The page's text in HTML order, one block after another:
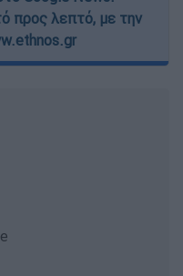
προς λεπτό, με την